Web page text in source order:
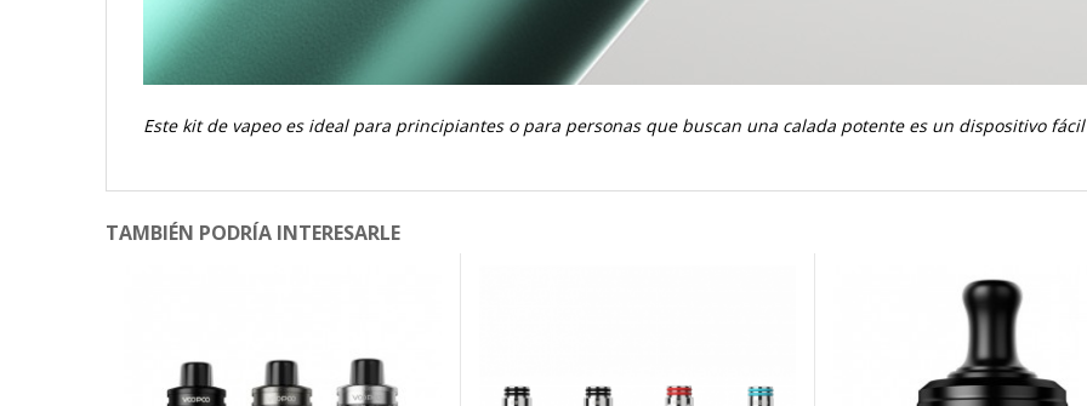
Este kit de vapeo es ideal para principiantes o para personas que buscan una calada potente es un dispositivo
TAMBIÉN PODRÍA INTERESARLE